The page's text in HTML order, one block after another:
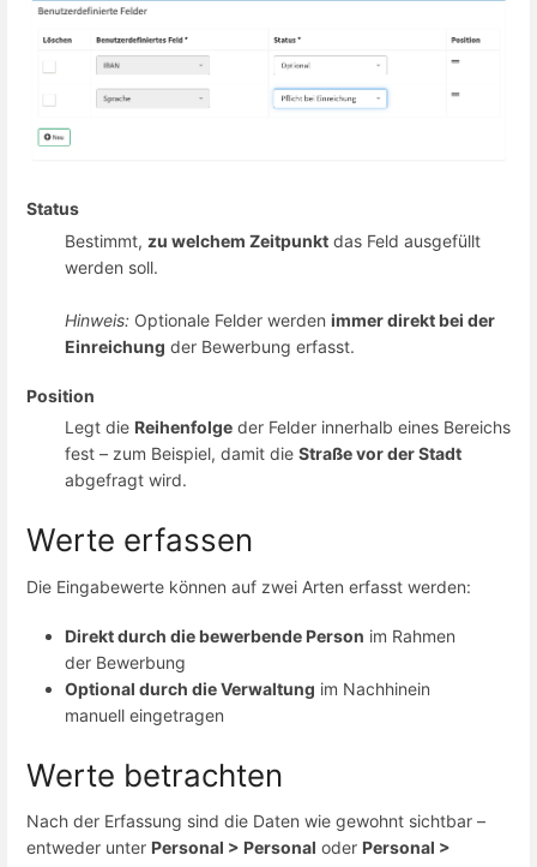
Status
Bestimmt, zu welchem Zeitpunkt das Feld ausgefüllt
werden soll.
Hinweis: Optionale Felder werden immer direkt bei der
Einreichung der Bewerbung erfasst.
Position
Legt die Reihenfolge der Felder innerhalb eines Bereichs
fest – zum Beispiel, damit die Straße vor der Stadt
abgefragt wird.
Werte erfassen
Die Eingabewerte können auf zwei Arten erfasst werden:
Direkt durch die bewerbende Person im Rahmen
der Bewerbung
Optional durch die Verwaltung im Nachhinein
manuell eingetragen
Werte betrachten
Nach der Erfassung sind die Daten wie gewohnt sichtbar –
entweder unter Personal > Personal oder Personal >